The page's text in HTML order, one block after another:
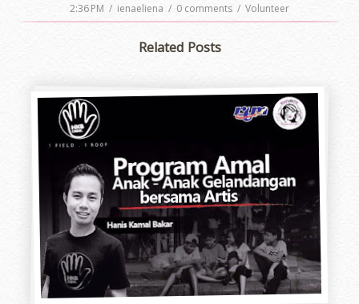
2:36 PM / ienaeliena / 0 comments / Volunteer
Related Posts